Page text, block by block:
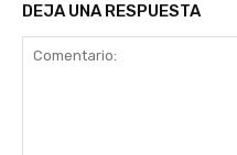
DEJA UNA RESPUESTA